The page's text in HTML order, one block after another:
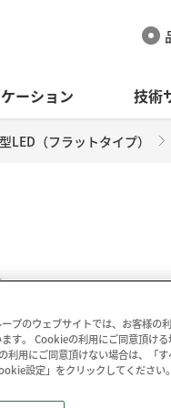
ーション 技術
LED（フラットタイプ）
プのウェブサイトでは、お客様の
す。 Cookieの利用にご同意頂け
利用にご同意頂けない場合は、「
設定」をクリックしてください